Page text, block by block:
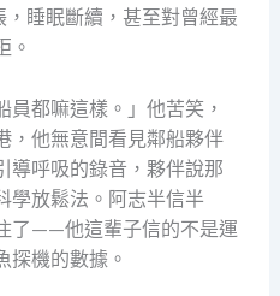
睡眠斷續，甚至對曾經最
。
員都嘛這樣。」他苦笑，
，他無意間看見鄰船夥伴
導呼吸的錄音，夥伴說那
學放鬆法。阿志半信半
了——他這輩子信的不是運
探機的數據。